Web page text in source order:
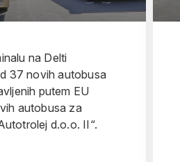
na Delti
37 novih autobusa
putem EU
autobusa za
d.o.o. II“.